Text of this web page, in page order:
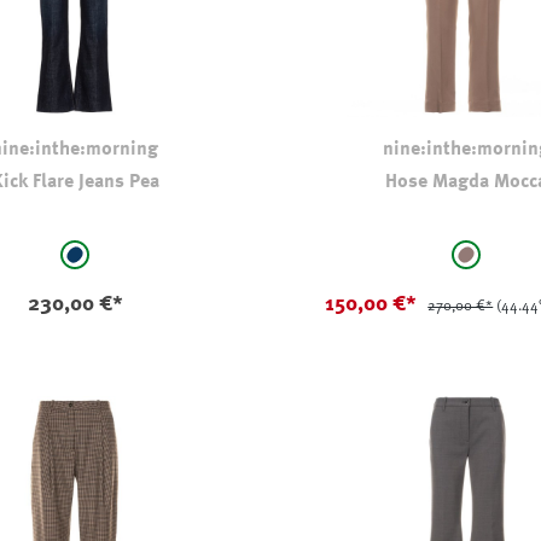
Flare Jeans Pea
auswählenstone-wash-dark-blue
230,00 €*
Hose Magda
auswählen
taupe
150,00 €* 270,00 €*